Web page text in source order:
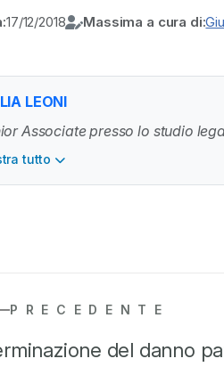
17/12/2018 Massima a cura di:
LEONI
Associate presso lo studio
tutto
PRECEDENTE
del danno